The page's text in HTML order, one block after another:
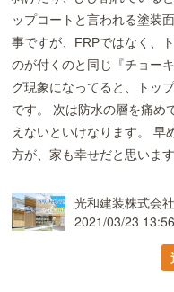
ップコートと言われる塗装
事ですが、FRPではなく、
のが付くのと同じ『チョー
グ現象になってると、トッ
です。 次は防水の層を痛め
えないといけなります。 早
方が、家も幸せだと思います
光和建装株式会社
2021/03/23 13:56